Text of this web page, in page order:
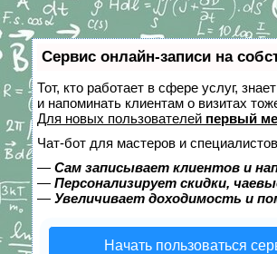
Сервис онлайн-записи на
Тот, кто работает в сфере услуг,
и напоминать клиентам о визитах
Для новых пользователей первый
Чат-бот для мастеров и
— Сам записывает клиентов и
— Персонализирует скидки,
— Увеличивает доходимость и
Начать пользоваться